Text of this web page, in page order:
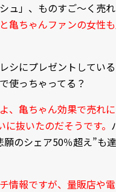
シュ」、ものすご～く売
亀ちゃんファンの女性
シにプレゼントしてい
使っちゃってる？
、亀ちゃん効果で売れ
に抜いたのだそうです。
願のシェア50％超え”も
情報ですが、量販店や